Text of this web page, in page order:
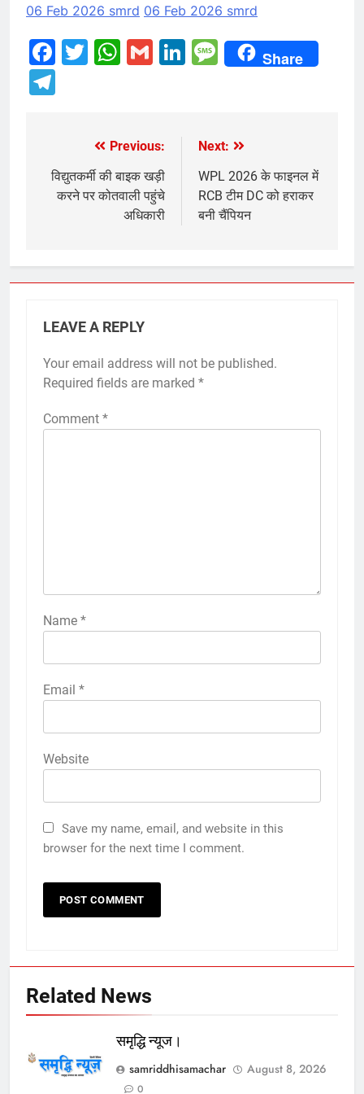
06 Feb 2026 smrd 06 Feb 2026 smrd
Facebook
Twitter
WhatsApp
GmailLinkedIn
Message
Share
navigation
Previous:
विद्युतकर्मी की बाइक खड़ी
करने पर कोतवाली पहुंचे
अधिकारी
Next:
WPL 2026 के फाइनल में
RCB टीम DC को हराकर
बनी चैंपियन
LEAVE A REPLY
Your email address will not be published.
Required fields are marked *
Comment *
Name *
Email *
Website
Save my name, email, and website in this
browser for the next time I comment.
Related News
समृद्धि न्यूज।
samriddhisamachar
August 8, 2026
0